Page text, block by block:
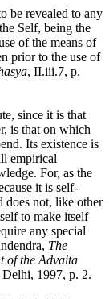
be revealed to any
Self, being the
of the means of
prior to the use of
, II.iii.7, p.
since it is that
is that on which
Its existence is
empirical
For, as the
it is self-
does not, like other
to make itself
any special
The
of the Advaita
Delhi, 1997, p. 2.